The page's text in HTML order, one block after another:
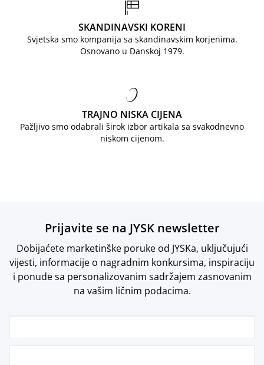
SKANDINAVSKI KORENI
Svjetska smo kompanija sa skandinavskim korjenima.
Osnovano u Danskoj 1979.
TRAJNO NISKA CIJENA
Pažljivo smo odabrali širok izbor artikala sa svakodnevno
niskom cijenom.
Prijavite se na JYSK newsletter
Dobijaćete marketinške poruke od JYSKa, uključujući
vijesti, informacije o nagradnim konkursima, inspiraciju
i ponude sa personalizovanim sadržajem zasnovanim
na vašim ličnim podacima.